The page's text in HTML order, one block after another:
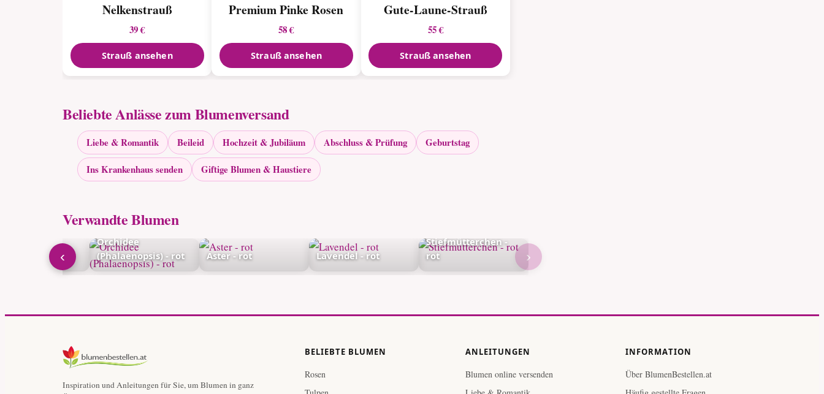
Nelkenstrauß
39 €
Strauß ansehen
Premium Pinke Rosen
58 €
Strauß ansehen
Gute-Laune-Strauß
55 €
Strauß ansehen
Beliebte Anlässe zum Blumenversand
Liebe & Romantik Beileid Hochzeit & Jubiläum Abschluss & Prüfung Geburtstag
Ins Krankenhaus senden Giftige Blumen & Haustiere
Verwandte Blumen
- rosa
Orchidee
(Phalaenopsis) - rot
Aster - rot Lavendel - rot
Stiefmütterchen -
rot
‹ ›
Inspiration und Anleitungen für Sie, um Blumen in ganz
BELIEBTE BLUMEN
Rosen
ANLEITUNGEN
Blumen online versenden
INFORMATION
Über BlumenBestellen.at